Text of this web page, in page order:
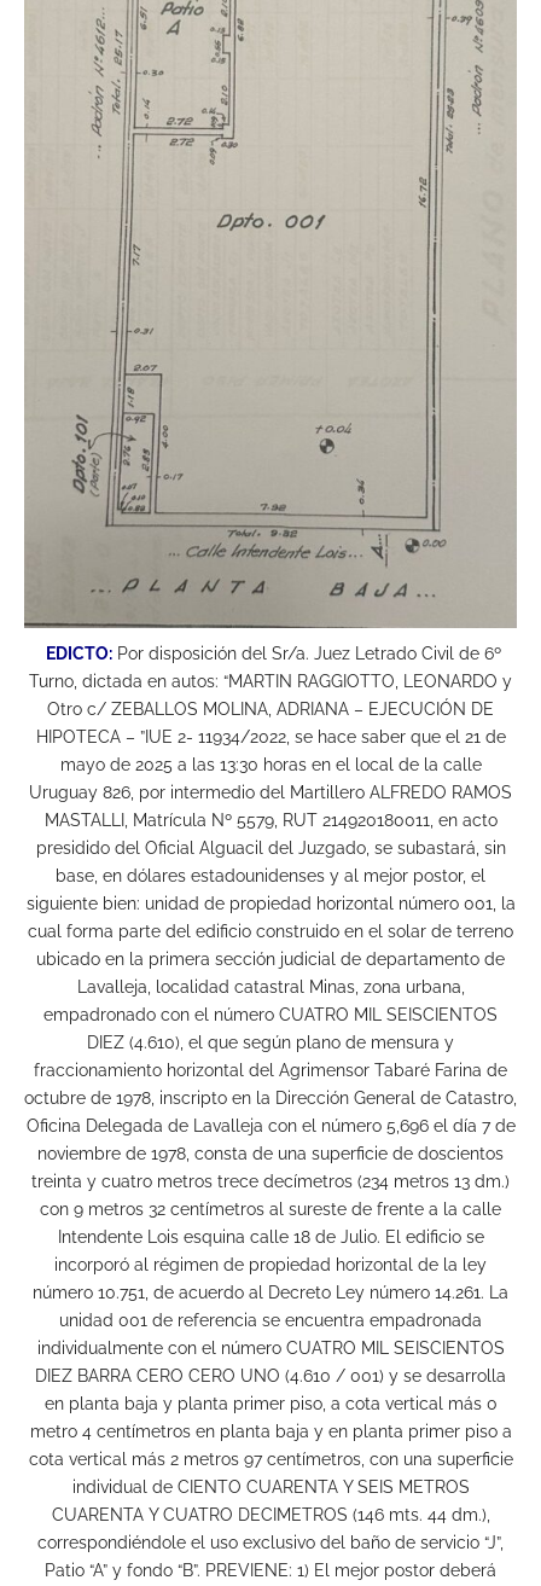
EDICTO:Por disposición del Sr/a. Juez Letrado Civil de 6º
Turno, dictada en autos: “MARTIN RAGGIOTTO, LEONARDO y
Otro c/ ZEBALLOS MOLINA, ADRIANA – EJECUCIÓN DE
HIPOTECA – ”IUE 2- 11934/2022, se hace saber que el 21 de
mayo de 2025 a las 13:30 horas en el local de la calle
Uruguay 826, por intermedio del Martillero ALFREDO RAMOS
MASTALLI, Matrícula Nº 5579, RUT 214920180011, en acto
presidido del Oficial Alguacil del Juzgado, se subastará, sin
base, en dólares estadounidenses y al mejor postor, el
siguiente bien: unidad de propiedad horizontal número 001, la
cual forma parte del edificio construido en el solar de terreno
ubicado en la primera sección judicial de departamento de
Lavalleja, localidad catastral Minas, zona urbana,
empadronado con el número CUATRO MIL SEISCIENTOS
DIEZ (4.610), el que según plano de mensura y
fraccionamiento horizontal del Agrimensor Tabaré Farina de
octubre de 1978, inscripto en la Dirección General de Catastro,
Oficina Delegada de Lavalleja con el número 5,696 el día 7 de
noviembre de 1978, consta de una superficie de doscientos
treinta y cuatro metros trece decímetros (234 metros 13 dm.)
con 9 metros 32 centímetros al sureste de frente a la calle
Intendente Lois esquina calle 18 de Julio. El edificio se
incorporó al régimen de propiedad horizontal de la ley
número 10.751, de acuerdo al Decreto Ley número 14.261. La
unidad 001 de referencia se encuentra empadronada
individualmente con el número CUATRO MIL SEISCIENTOS
DIEZ BARRA CERO CERO UNO (4.610 / 001) y se desarrolla
en planta baja y planta primer piso, a cota vertical más 0
metro 4 centímetros en planta baja y en planta primer piso a
cota vertical más 2 metros 97 centímetros, con una superficie
individual de CIENTO CUARENTA Y SEIS METROS
CUARENTA Y CUATRO DECIMETROS (146 mts. 44 dm.),
correspondiéndole el uso exclusivo del baño de servicio “J”,
Patio “A” y fondo “B”. PREVIENE: 1) El mejor postor deberá